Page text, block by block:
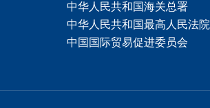
中华人民共和国海关总署
中华人民共和国最高人民法院
中国国际贸易促进委员会